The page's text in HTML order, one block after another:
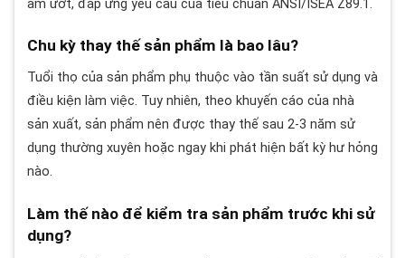
ẩm ướt, đáp ứng yêu cầu của tiêu chuẩn ANSI/ISEA Z89.1.
Chu kỳ thay thế sản phẩm là bao lâu?
Tuổi thọ của sản phẩm phụ thuộc vào tần suất sử dụng và
điều kiện làm việc. Tuy nhiên, theo khuyến cáo của nhà
sản xuất, sản phẩm nên được thay thế sau 2-3 năm sử
dụng thường xuyên hoặc ngay khi phát hiện bất kỳ hư hỏng
nào.
Làm thế nào để kiểm tra sản phẩm trước khi sử
dụng?